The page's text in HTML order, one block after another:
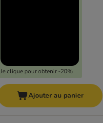
Je clique pour obtenir -20%
Ajouter au panier